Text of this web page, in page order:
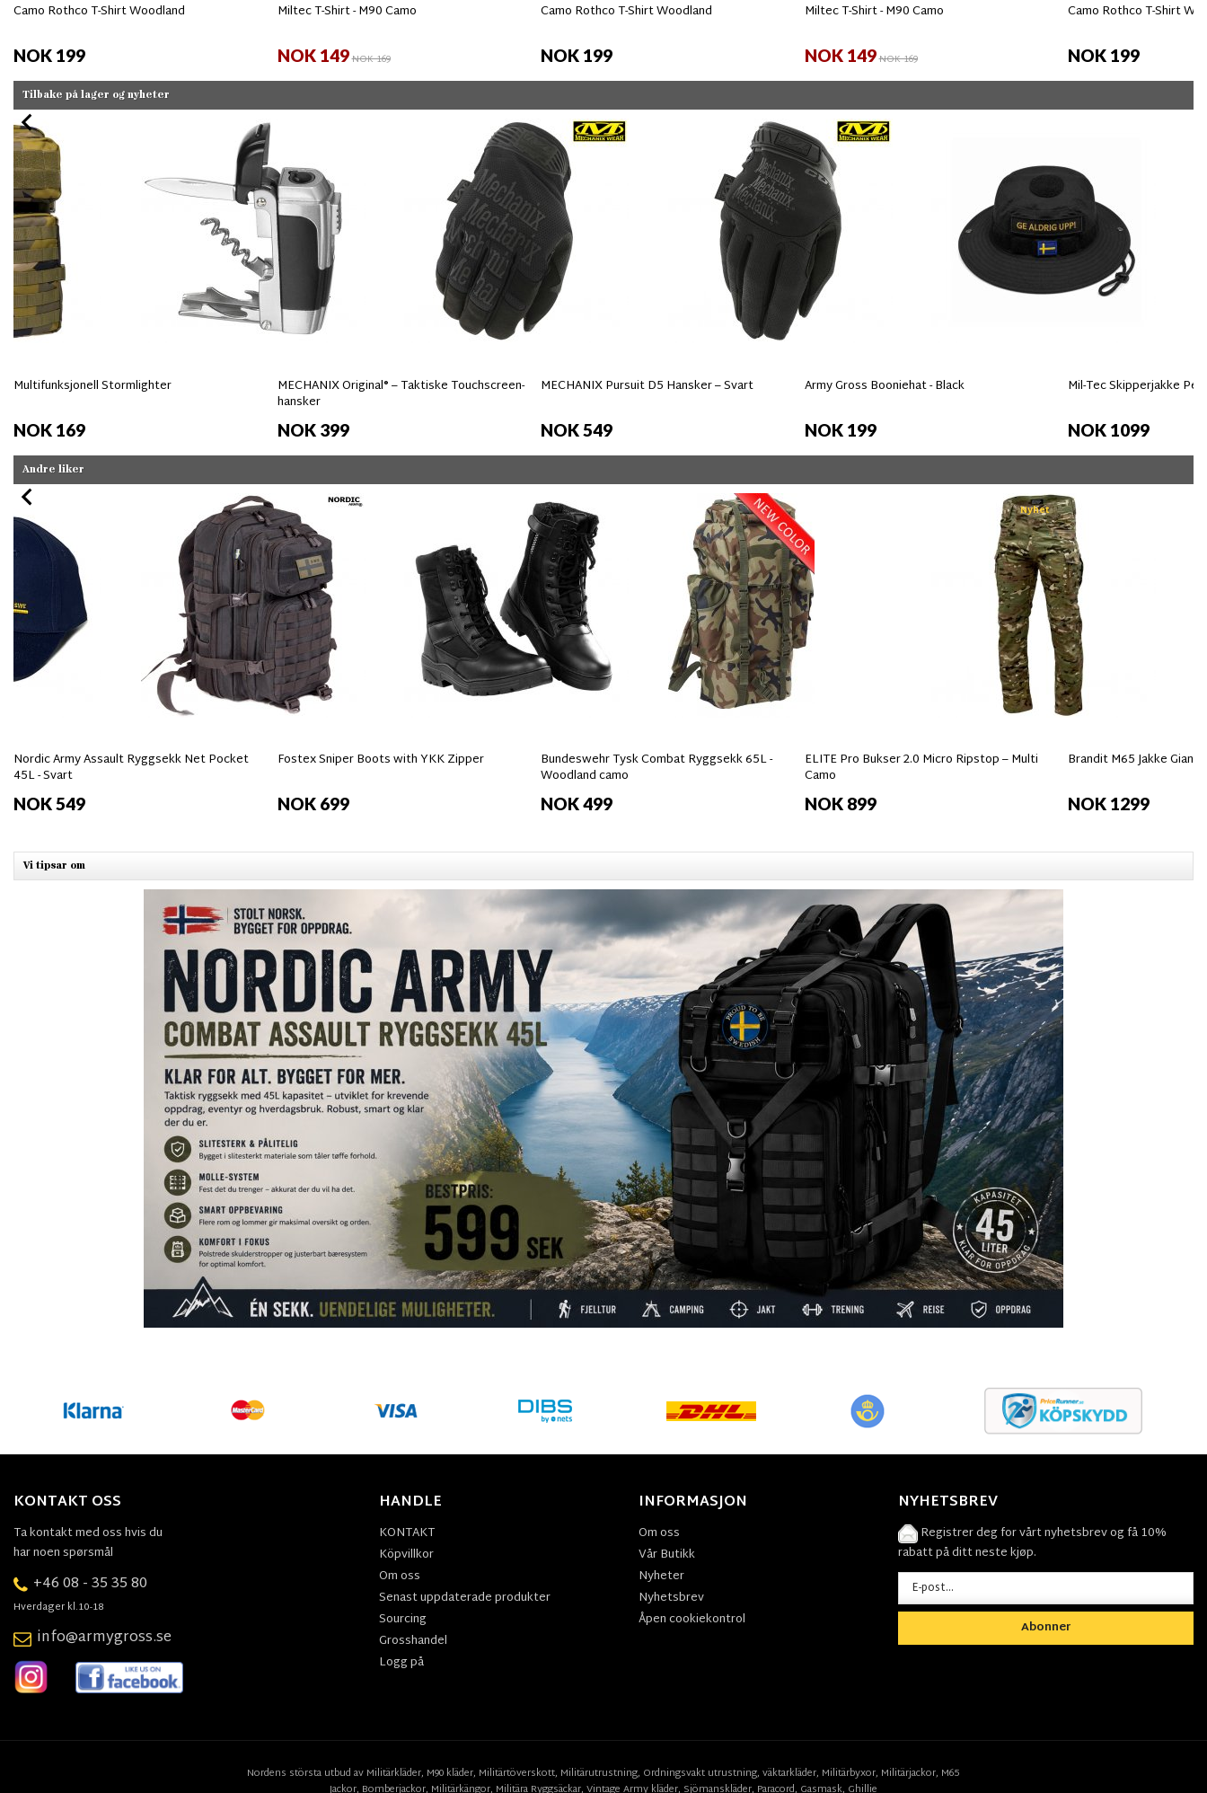
Camo Rothco T-Shirt Woodland
NOK 199
Miltec T-Shirt - M90 Camo
NOK 149NOK 169
Camo Rothco T-Shirt Woodland
NOK 199
Miltec T-Shirt - M90 Camo
NOK 149NOK 169
Camo Rothco T-Shirt
NOK 199
Tilbake på lager og nyheter
Multifunksjonell Stormlighter
NOK 169
MECHANIX Original® – Taktiske Touchscreen-
hansker
NOK 399
MECHANIX Pursuit D5 Hansker – Svart
NOK 549
Army Gross Booniehat - Black
NOK 199
Mil-Tec Skipperjakke
NOK 1099
Andre liker
Nordic Army Assault Ryggsekk Net Pocket
45L - Svart
NOK 549
Fostex Sniper Boots with YKK Zipper
NOK 699
Bundeswehr Tysk Combat Ryggsekk 65L -
Woodland camo
NOK 499
Nyhet
ELITE Pro Bukser 2.0 Micro Ripstop – Multi
Camo
NOK 899
Brandit M65 Jakke Giant
NOK 1299
Vi tipsar om
KONTAKT OSS
Ta kontakt med oss hvis du
har noen spørsmål
+46 08 - 35 35 80
Hverdager kl.10-18
info@armygross.se
HANDLE
KONTAKT
Köpvillkor
Om oss
Senast uppdaterade produkter
Sourcing
Grosshandel
Logg på
INFORMASJON
Om oss
Vår Butikk
Nyheter
Nyhetsbrev
Åpen cookiekontrol
NYHETSBREV
Registrer deg for vårt nyhetsbrev og få 10%
rabatt på ditt neste kjøp.
Abonner
Nordens största utbud av Militärkläder, M90 kläder, Militärtöverskott, Militärutrustning, Ordningsvakt utrustning, väktarkläder, Militärbyxor, Militärjackor, M65